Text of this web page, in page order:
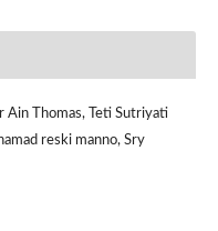
Ain Thomas, Teti Sutriyati
reski manno, Sry